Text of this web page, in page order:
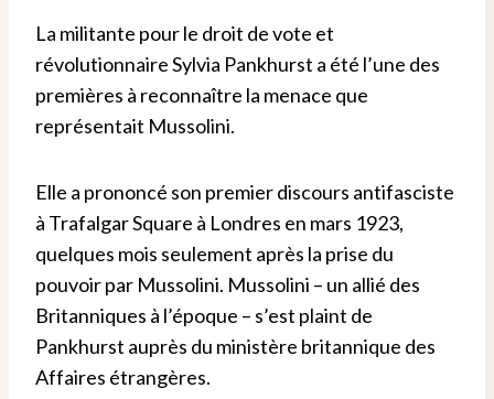
La militante pour le droit de vote et
révolutionnaire Sylvia Pankhurst a été l’une des
premières à reconnaître la menace que
représentait Mussolini.
Elle a prononcé son premier discours antifasciste
à Trafalgar Square à Londres en mars 1923,
quelques mois seulement après la prise du
pouvoir par Mussolini. Mussolini – un allié des
Britanniques à l’époque – s’est plaint de
Pankhurst auprès du ministère britannique des
Affaires étrangères.